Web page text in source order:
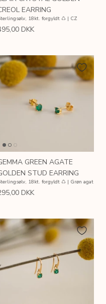
EARRING
18kt. forgyldt ♺ | CZ
DKK
GREEN AGATE
STUD EARRING
18kt. forgyldt ♺ | Grøn agat
DKK